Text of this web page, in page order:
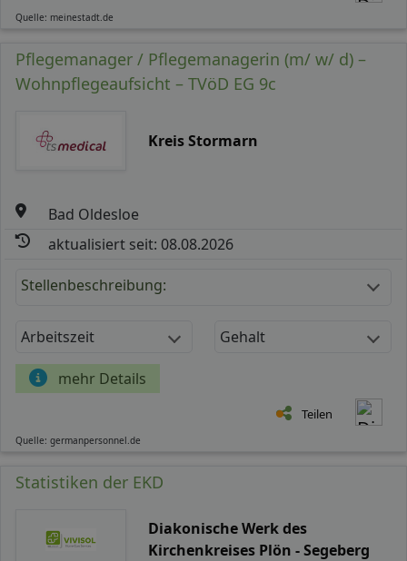
Quelle: meinestadt.de
Pflegemanager / Pflegemanagerin (m/ w/ d) –
Wohnpflegeaufsicht – TVöD EG 9c
Kreis Stormarn
Bad Oldesloe
aktualisiert seit: 08.08.2026
Stellenbeschreibung:
Arbeitszeit Gehalt
mehr Details
Teilen
Quelle: germanpersonnel.de
Statistiken der EKD
Diakonische Werk des
Kirchenkreises Plön - Segeberg